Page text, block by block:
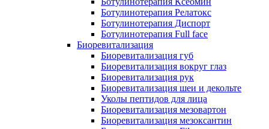
Ботулинотерапия Релатокс
Ботулинотерапия Диспорт
Ботулинотерапия Full face
Биоревитализация
Биоревитализация губ
Биоревитализация вокруг глаз
Биоревитализация рук
Биоревитализация шеи и декольте
Уколы пептидов для лица
Биоревитализация мезовартон
Биоревитализация мезоксантин